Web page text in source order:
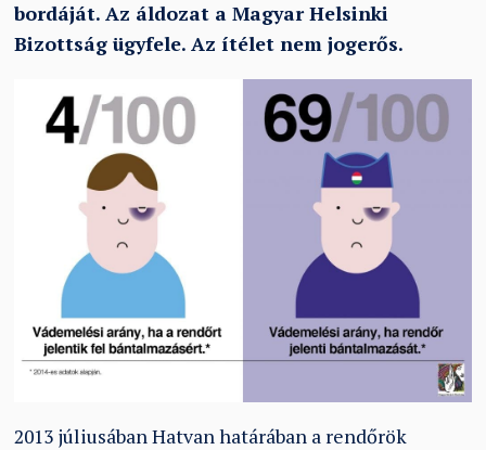
bordáját. Az áldozat a Magyar Helsinki
Bizottság ügyfele. Az ítélet nem jogerős.
2013 júliusában Hatvan határában a rendőrök